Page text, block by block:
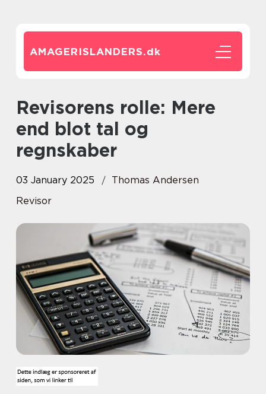
AMAGERISLANDERS.dk
Revisorens rolle: Mere
end blot tal og
regnskaber
03 January 2025
Thomas Andersen
Revisor